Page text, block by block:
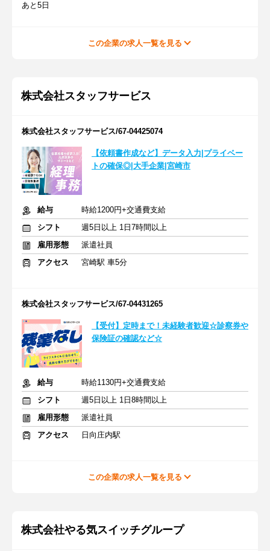
あと5日
この企業の求人一覧を見る
株式会社スタッフサービス
株式会社スタッフサービス/67-04425074
【依頼書作成など】データ入力|プライベー
トの確保◎|大手企業|宮崎市
給与
時給1200円+交通費支給
シフト
週5日以上 1日7時間以上
雇用形態
派遣社員
アクセス
宮崎駅 車5分
株式会社スタッフサービス/67-04431265
【受付】定時まで！未経験者歓迎☆診察券や
保険証の確認など☆
給与
時給1130円+交通費支給
シフト
週5日以上 1日8時間以上
雇用形態
派遣社員
アクセス
日向庄内駅
この企業の求人一覧を見る
株式会社やる気スイッチグループ